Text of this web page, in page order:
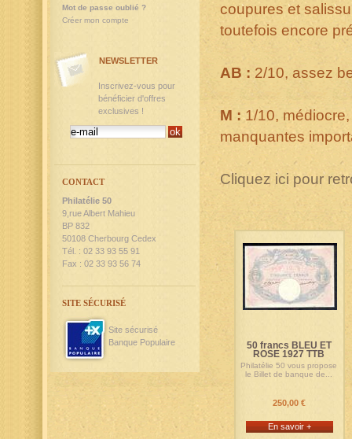
coupures et
toutefois encore
AB : 2/10, assez
M :1/10,
manquantes
Cliquez ici pour
50 francs BLEU ET
ROSE 1927 TTB
Philatélie 50 vous propose
le Billet de banque de...
250,00 €
En savoir +
Mot de passe oublié ?
Créer mon compte
NEWSLETTER
Inscrivez-vous pour
bénéficier d'offres
exclusives !
CONTACT
Philatélie 50
9,rue Albert Mahieu
BP 832
50108 Cherbourg Cedex
Tél. : 02 33 93 55 91
Fax : 02 33 93 56 74
SITE SÉCURISÉ
Site sécurisé
Banque Populaire